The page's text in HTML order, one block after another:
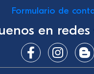
Formulario de
en redes